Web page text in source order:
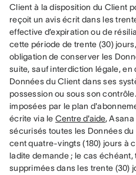
Client à la disposition du Client
reçoit un avis écrit dans les
effective d’expiration ou de
cette période de trente (30)
obligation de conserver les
suite, sauf interdiction légale,
Données du Client dans ses
possession ou sous son
imposées par le plan
écrite via le Centre d'aide, Asana
sécurisés toutes les Données
cent quatre-vingts (180) jours à
ladite demande ; le cas
supprimées dans les trente (30)